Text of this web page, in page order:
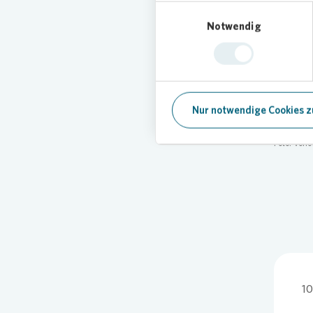
Notwendig
Nur notwendige Cookies
Zur
freuen
Foto: